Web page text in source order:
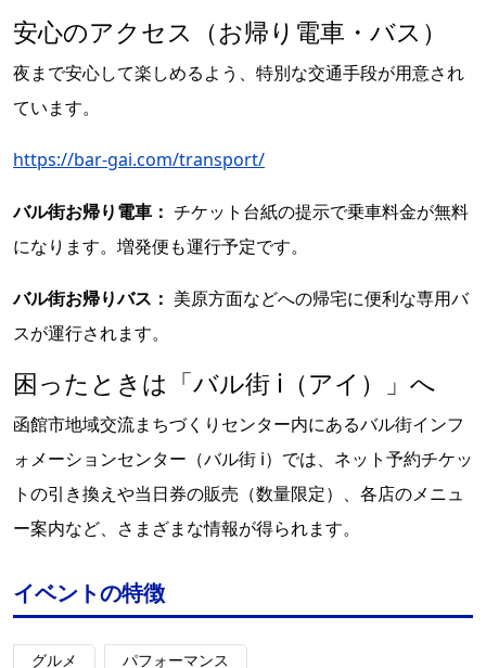
安心のアクセス（お帰り電車・バス）
夜まで安心して楽しめるよう、特別な交通手段が用意され
ています。
https://bar-gai.com/transport/
バル街お帰り電車： チケット台紙の提示で乗車料金が無料
になります。増発便も運行予定です。
バル街お帰りバス： 美原方面などへの帰宅に便利な専用バ
スが運行されます。
困ったときは「バル街 i（アイ）」へ
函館市地域交流まちづくりセンター内にあるバル街インフ
ォメーションセンター（バル街 i）では、ネット予約チケッ
トの引き換えや当日券の販売（数量限定）、各店のメニュ
ー案内など、さまざまな情報が得られます。
イベントの特徴
グルメ パフォーマンス